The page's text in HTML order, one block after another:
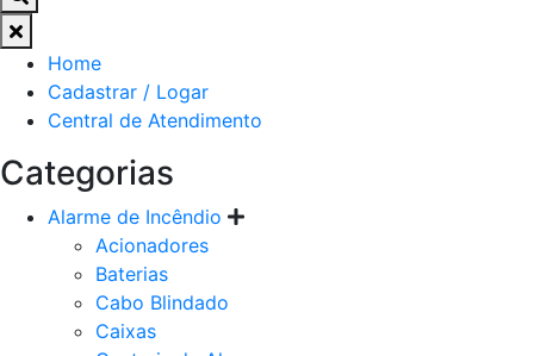
Home
Cadastrar / Logar
Central de Atendimento
Categorias
Alarme de Incêndio
Acionadores
Baterias
Cabo Blindado
Caixas